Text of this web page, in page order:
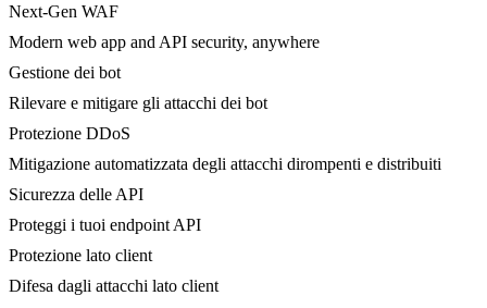
Next-Gen WAF
Modern web app and API security, anywhere
Gestione dei bot
Rilevare e mitigare gli attacchi dei bot
Protezione DDoS
Mitigazione automatizzata degli attacchi dirompenti e distribuiti
Sicurezza delle API
Proteggi i tuoi endpoint API
Protezione lato client
Difesa dagli attacchi lato client